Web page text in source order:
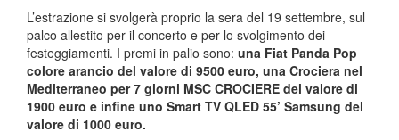
L’estrazione si svolgerà proprio la sera del 19 settembre, sul
palco allestito per il concerto e per lo svolgimento dei
festeggiamenti. I premi in palio sono: una Fiat Panda Pop
colore arancio del valore di 9500 euro, una Crociera nel
Mediterraneo per 7 giorni MSC CROCIERE del valore di
1900 euro e infine uno Smart TV QLED 55’ Samsung del
valore di 1000 euro.